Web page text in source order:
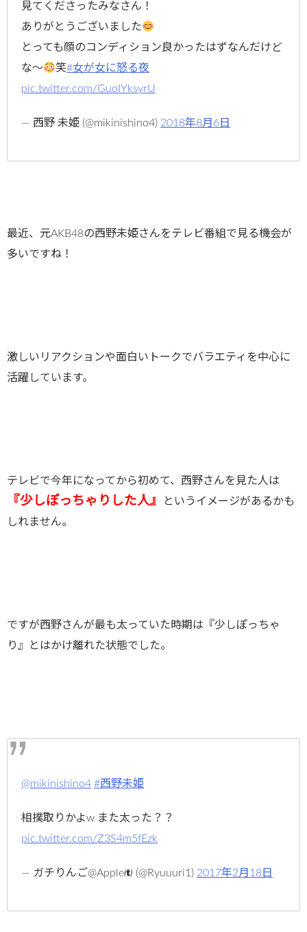
見てくださったみなさん！
ありがとうございました
とっても顔のコンディション良かったはずなんだけど
な〜
笑#女が女に怒る夜
pic.twitter.com/GuoIYksyrU
— 西野 未姫 (@mikinishino4) 2018年8月6日
最近、元AKB48の西野未姫さんをテレビ番組で見る機会が
多いですね！
激しいリアクションや面白いトークでバラエティを中心に
活躍しています。
テレビで今年になってから初めて、西野さんを見た人は
『少しぽっちゃりした人』
というイメージがあるかも
しれません。
ですが西野さんが最も太っていた時期は『少しぽっちゃ
り』とはかけ離れた状態でした。
@mikinishino4 #西野未姫
相撲取りかよw また太った？？
pic.twitter.com/Z3S4m5fEzk
— ガチりんご@Apple (@Ryuuuri1) 2017年2月18日